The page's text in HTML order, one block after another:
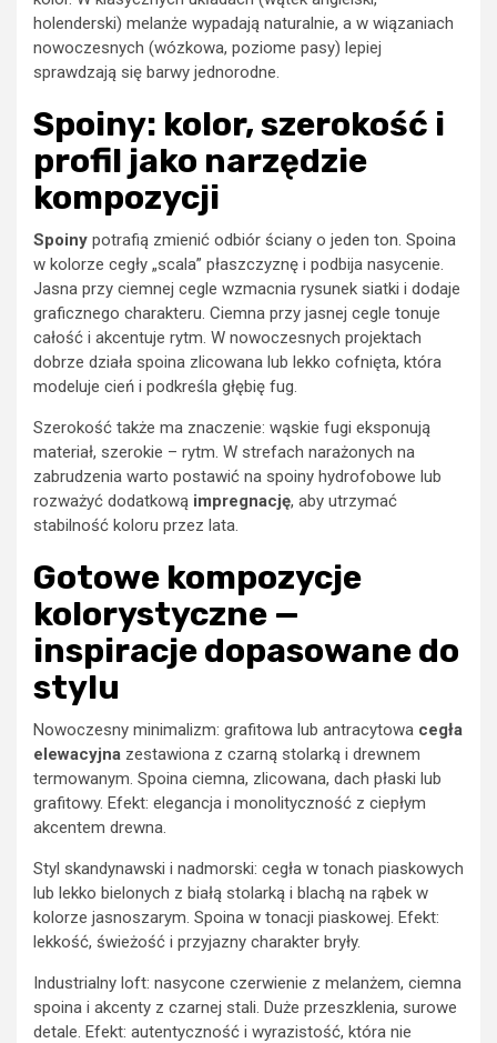
holenderski) melanże wypadają naturalnie, a w wiązaniach
nowoczesnych (wózkowa, poziome pasy) lepiej
sprawdzają się barwy jednorodne.
Spoiny: kolor, szerokość i
profil jako narzędzie
kompozycji
Spoiny potrafią zmienić odbiór ściany o jeden ton. Spoina
w kolorze cegły „scala” płaszczyznę i podbija nasycenie.
Jasna przy ciemnej cegle wzmacnia rysunek siatki i dodaje
graficznego charakteru. Ciemna przy jasnej cegle tonuje
całość i akcentuje rytm. W nowoczesnych projektach
dobrze działa spoina zlicowana lub lekko cofnięta, która
modeluje cień i podkreśla głębię fug.
Szerokość także ma znaczenie: wąskie fugi eksponują
materiał, szerokie – rytm. W strefach narażonych na
zabrudzenia warto postawić na spoiny hydrofobowe lub
rozważyć dodatkową impregnację, aby utrzymać
stabilność koloru przez lata.
Gotowe kompozycje
kolorystyczne —
inspiracje dopasowane do
stylu
Nowoczesny minimalizm: grafitowa lub antracytowa cegła
elewacyjna zestawiona z czarną stolarką i drewnem
termowanym. Spoina ciemna, zlicowana, dach płaski lub
grafitowy. Efekt: elegancja i monolityczność z ciepłym
akcentem drewna.
Styl skandynawski i nadmorski: cegła w tonach piaskowych
lub lekko bielonych z białą stolarką i blachą na rąbek w
kolorze jasnoszarym. Spoina w tonacji piaskowej. Efekt:
lekkość, świeżość i przyjazny charakter bryły.
Industrialny loft: nasycone czerwienie z melanżem, ciemna
spoina i akcenty z czarnej stali. Duże przeszklenia, surowe
detale. Efekt: autentyczność i wyrazistość, która nie